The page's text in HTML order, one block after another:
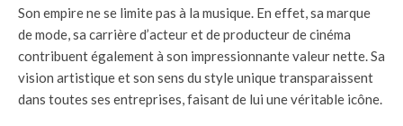
Son empire ne se limite pas à la musique. En effet, sa marque
de mode, sa carrière d’acteur et de producteur de cinéma
contribuent également à son impressionnante valeur nette. Sa
vision artistique et son sens du style unique transparaissent
dans toutes ses entreprises, faisant de lui une véritable icône.